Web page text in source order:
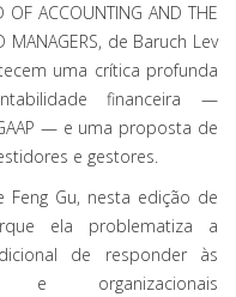
ACCOUNTING AND THE
MANAGERS, de Baruch Lev
uma crítica profunda
financeira —
— e uma proposta de
e gestores.
Gu, nesta edição de
ela problematiza a
de responder às
e organizacionais